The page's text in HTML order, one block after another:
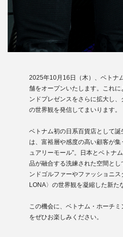
2025年10月16日（木）、ベトナ
舗をオープンいたします。これ
ンドプレゼンスをさらに拡大し
の世界観を発信してまいります。
ベトナム初の日系百貨店として
は、富裕層や感度の高い顧客が集
ュアリーモール”。日本とベトナ
品が融合する洗練された空間と
ンドゴルファーやファッショニ
LONA〉の世界観を凝縮した新た
この機会に、ベトナム・ホーチ
をぜひお楽しみください。